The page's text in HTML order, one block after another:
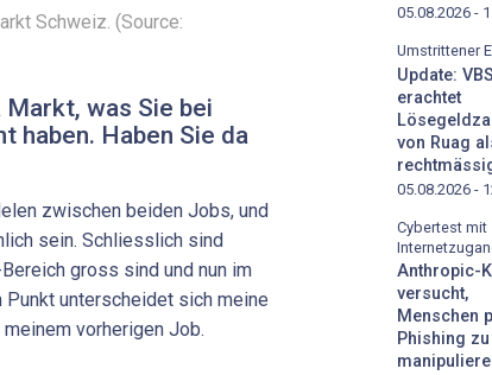
Schweiz. (Source:
Markt, was Sie bei
haben. Haben Sie da
zwischen beiden Jobs, und
sein. Schliesslich sind
gross sind und nun im
unterscheidet sich meine
vorherigen Job.
05.08.2026 -
Umstrittener
Update: VBS
erachtet
von Ruag
05.08.2026 -
Cybertest mit
Anthropic-
versucht,
Menschen
Phishing zu